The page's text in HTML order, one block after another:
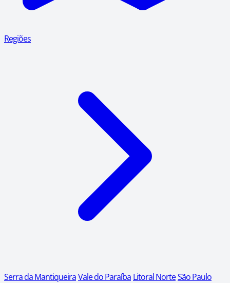
Regiões
Serra da MantiqueiraVale do Paraíba Litoral NorteSão Paulo